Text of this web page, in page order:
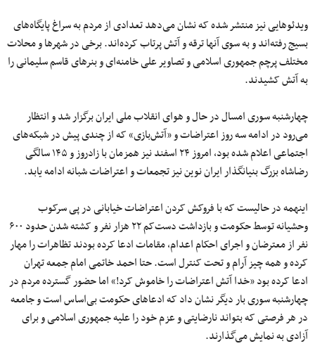
ویدئوهایی نیز منتشر شده که نشان می‌دهد تعدادی از مردم به سراغ پایگاه‌های
بسیج رفته‌اند و به سوی آنها ترقه و آتش پرتاب کرده‌اند. برخی در شهرها و محلات
مختلف پرچم جمهوری اسلامی و تصاویر علی خامنه‌ای و بنرهای قاسم سلیمانی را
به آتش کشیدند.
چهارشنبه‌ سوری امسال در حال و هوای انقلاب ملی ایران برگزار شد و انتظار
می‌رود در ادامه سه روز اعتراضات و «آتش‌بازی» که از چندی پیش در شبکه‌های
اجتماعی اعلام شده بود، امروز ۲۴ اسفند نیز همزمان با زادروز و ۱۴۵ سالگی
رضاشاه بزرگ بنیانگذار ایران نوین نیز تجمعات و اعتراضات شبانه ادامه یابد.
اینهمه در حالیست که با فروکش کردن اعتراضات خیابانی در پی سرکوب
وحشیانه توسط حکومت و بازداشت دست‌کم ۲۲ هزار نفر و کشته شدن حدود ۶۰۰
نفر از معترضان و اجرای احکام اعدام، مقامات ادعا کرده بودند تظاهرات را مهار
کرده و همه چیز آرام و تحت کنترل است. حتا احمد خاتمی امام جمعه تهران
ادعا کرده بود «خدا آتش اعتراضات را خاموش کرد!» اما حضور گسترده مردم در
چهارشنبه سوری بار دیگر نشان داد که ادعاهای حکومت بی‌اساس است و جامعه
در هر فرصتی که بتواند نارضایتی و عزم خود را علیه جمهوری اسلامی و برای
آزادی به نمایش می‌گذارند.